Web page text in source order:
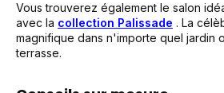
Vous trouverez également le salon
avec la collection Palissade . La
magnifique dans n'importe quel jardin
terrasse.